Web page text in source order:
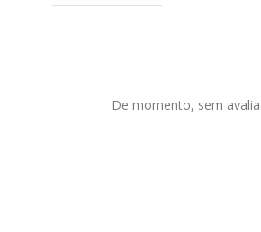
De momento, sem